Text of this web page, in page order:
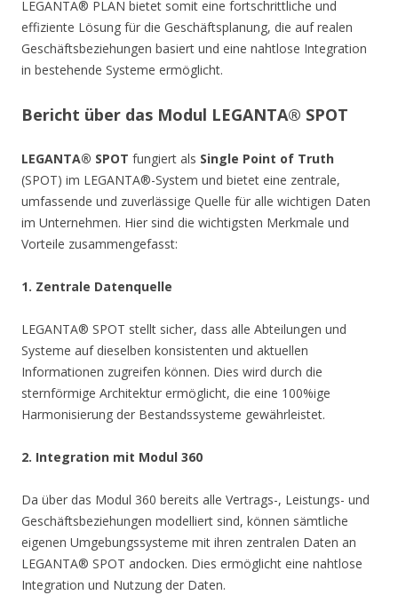
LEGANTA® PLAN bietet somit eine fortschrittliche und
effiziente Lösung für die Geschäftsplanung, die auf realen
Geschäftsbeziehungen basiert und eine nahtlose Integration
in bestehende Systeme ermöglicht.
Bericht über das Modul LEGANTA® SPOT
LEGANTA® SPOT fungiert als Single Point of Truth
(SPOT) im LEGANTA®-System und bietet eine zentrale,
umfassende und zuverlässige Quelle für alle wichtigen Daten
im Unternehmen. Hier sind die wichtigsten Merkmale und
Vorteile zusammengefasst:
1. Zentrale Datenquelle
LEGANTA® SPOT stellt sicher, dass alle Abteilungen und
Systeme auf dieselben konsistenten und aktuellen
Informationen zugreifen können. Dies wird durch die
sternförmige Architektur ermöglicht, die eine 100%ige
Harmonisierung der Bestandssysteme gewährleistet.
2. Integration mit Modul 360
Da über das Modul 360 bereits alle Vertrags-, Leistungs- und
Geschäftsbeziehungen modelliert sind, können sämtliche
eigenen Umgebungssysteme mit ihren zentralen Daten an
LEGANTA® SPOT andocken. Dies ermöglicht eine nahtlose
Integration und Nutzung der Daten.